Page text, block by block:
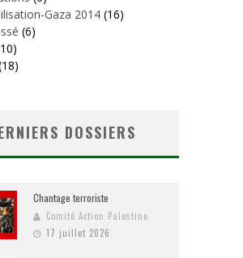
Gaza 2014 (16)
(6)
DOSSIERS
Chantage terroriste
Comité Action Palestine
17 juillet 2026